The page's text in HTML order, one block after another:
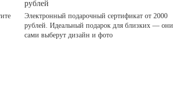
рублей
Электронный подарочный сертификат от 2000
рублей. Идеальный подарок для близких — они
сами выберут дизайн и фото